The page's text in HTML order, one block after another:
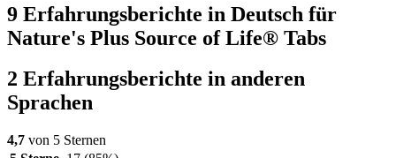
9 Erfahrungsberichte in Deutsch für
Nature's Plus Source of Life® Tabs
2 Erfahrungsberichte in anderen
Sprachen
4,7 von 5 Sternen